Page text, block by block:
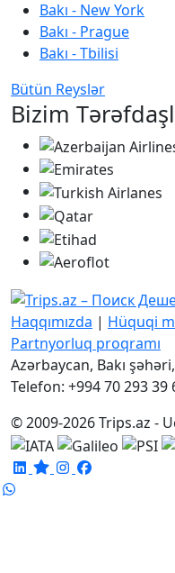
Bakı - New York
Bakı - Prague
Bakı - Tbilisi
Bütün Reyslər
Bizim
Haqqımızda | Hüquqi
Partnyorluq proqramı
Azərbaycan, Bakı
Telefon: +994 70 293 39
© 2009-2026 Trips.az -